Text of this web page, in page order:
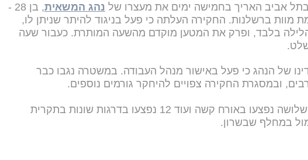
אביב האריך בחמישה ימים את מעצרו של נהג המשאית
, בן 28 -
מוות ברשלנות. החקירה העלתה כי פעל בניגוד להיתר שניתן לו,
בלבד, ופרק את המטען מוקדם מהשעה המותרת. כעבור שעה
דינו של הנהג כי פעל באישור מנהל העבודה. במשטרה נגבו כבר
ובמסגרת החקירה צפויים להיחקר גורמים נוספים.
שני בני אדם נהרגו, שלושה נפצעו באורח קשה ועוד 12 נפצעו בדרגות שונות בתקרית
במחלף שבשרון.